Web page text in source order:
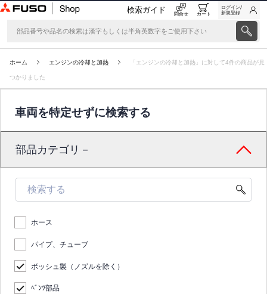
検索ガイド 問合せ カート
ログイン/
新規登録
ホーム エンジンの冷却と加熱 「エンジンの冷却と加熱」に対して4件の商品が見
つかりました
車両を特定せずに検索する
部品カテゴリ－
ホース
パイプ、チューブ
ボッシュ製（ノズルを除く）
ﾍﾞﾝﾂ部品